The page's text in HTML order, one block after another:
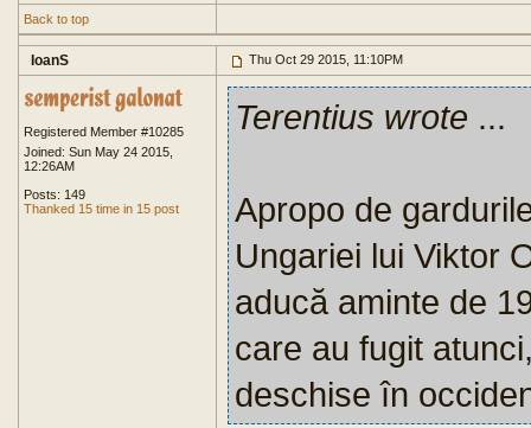
Back to top
IoanS Thu Oct 29 2015, 11:10PM
Registered Member #10285
Joined: Sun May 24 2015,
12:26AM
Posts: 149
Thanked 15 time in 15 post
Terentius wrote ...
Apropo de
Ungariei lui Viktor
aducă aminte de
care au fugit
deschise în